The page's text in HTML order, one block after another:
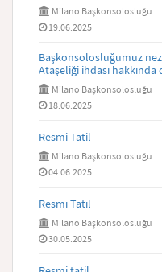
Milano Başkonsolosluğu
19.06.2025
Başkonsolosluğumuz
Ataşeliği ihdası hakkında
Milano Başkonsolosluğu
18.06.2025
Resmi Tatil
Milano Başkonsolosluğu
04.06.2025
Resmi Tatil
Milano Başkonsolosluğu
30.05.2025